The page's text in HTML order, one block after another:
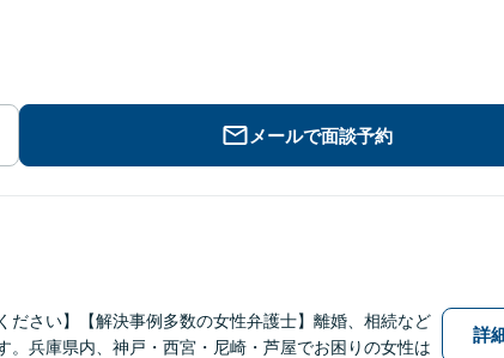
メールで面談予約
ださい】【解決事例多数の女性弁護士】離婚、相続など
兵庫県内、神戸・西宮・尼崎・芦屋でお困りの女性は
詳